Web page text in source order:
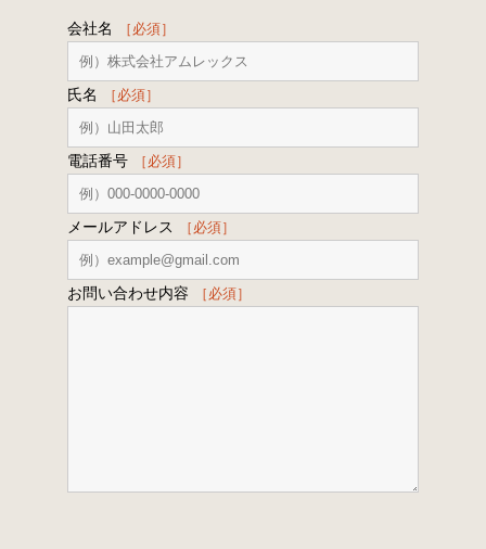
会社名 ［必須］
氏名 ［必須］
電話番号 ［必須］
メールアドレス ［必須］
お問い合わせ内容 ［必須］